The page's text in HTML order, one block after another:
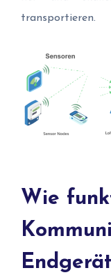
transportieren.
Wie